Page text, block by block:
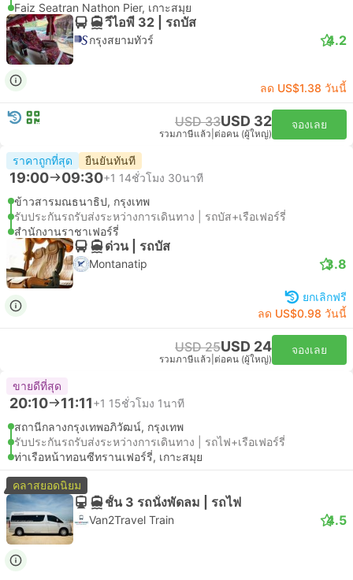
Faiz Seatran Nathon Pier, เกาะสมุย
วีไอพี 32 | รถบัส
กรุงสยามทัวร์ 4.2
ลด US$1.38 วันนี้
USD 33USD 32
รวมภาษีแล้ว ต่อคน (ผู้ใหญ่)
จองเลย
ราคาถูกที่สุด ยืนยันทันที
19:00 09:30+1 14ชั่วโมง 30นาที
ข้าวสารมณธนาธิป, กรุงเทพ
รับประกันรถรับส่งระหว่างการเดินทาง | รถบัส+เรือเฟอร์รี่
สำนักงานราชาเฟอร์รี่
ด่วน | รถบัส
Montanatip 3.8
ยกเลิกฟรี
ลด US$0.98 วันนี้
USD 25USD 24
รวมภาษีแล้ว ต่อคน (ผู้ใหญ่)
จองเลย
ขายดีที่สุด
20:10 11:11+1 15ชั่วโมง 1นาที
สถานีกลางกรุงเทพอภิวัฒน์, กรุงเทพ
รับประกันรถรับส่งระหว่างการเดินทาง | รถไฟ+เรือเฟอร์รี่
ท่าเรือหน้าทอนซีทรานเฟอร์รี่, เกาะสมุย
คลาสยอดนิยม
ชั้น 3 รถนั่งพัดลม | รถไฟ
Van2Travel Train 4.5